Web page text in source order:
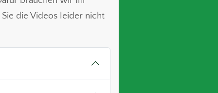
die Videos leider nicht